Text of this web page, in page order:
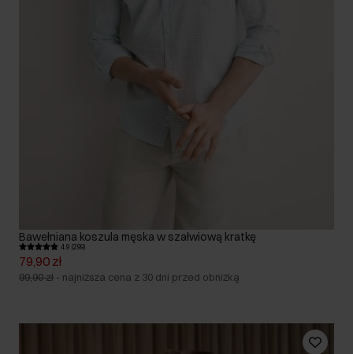
Bawełniana koszula męska w szałwiową kratkę
4.9 (299)
79,90 zł
99,90 zł - najniższa cena z 30 dni przed obniżką